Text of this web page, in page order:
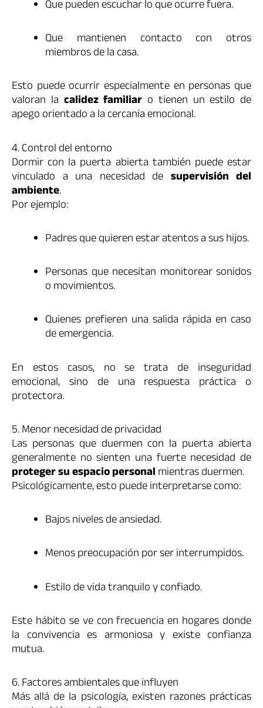
Que pueden escuchar lo que ocurre fuera.
Que mantienen contacto con otros
miembros de la casa.
Esto puede ocurrir especialmente en personas que
valoran la calidez familiar o tienen un estilo de
apego orientado a la cercanía emocional.
4. Control del entorno
Dormir con la puerta abierta también puede estar
vinculado a una necesidad de supervisión del
ambiente.
Por ejemplo:
Padres que quieren estar atentos a sus hijos.
Personas que necesitan monitorear sonidos
o movimientos.
Quienes prefieren una salida rápida en caso
de emergencia.
En estos casos, no se trata de inseguridad
emocional, sino de una respuesta práctica o
protectora.
5. Menor necesidad de privacidad
Las personas que duermen con la puerta abierta
generalmente no sienten una fuerte necesidad de
proteger su espacio personalmientras duermen.
Psicológicamente, esto puede interpretarse como:
Bajos niveles de ansiedad.
Menos preocupación por ser interrumpidos.
Estilo de vida tranquilo y confiado.
Este hábito se ve con frecuencia en hogares donde
la convivencia es armoniosa y existe confianza
mutua.
6. Factores ambientales que influyen
Más allá de la psicología, existen razones prácticas